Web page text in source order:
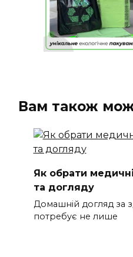
Вам також
Як обрати
та догляду
Домашній догляд за
потребує не лише